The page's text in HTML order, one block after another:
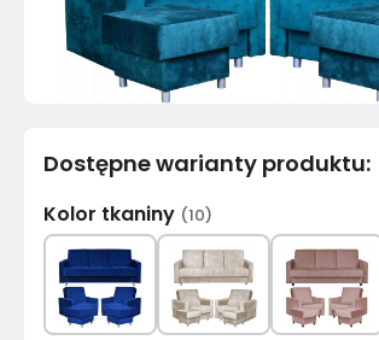
Dostępne warianty produktu:
Kolor tkaniny (10)